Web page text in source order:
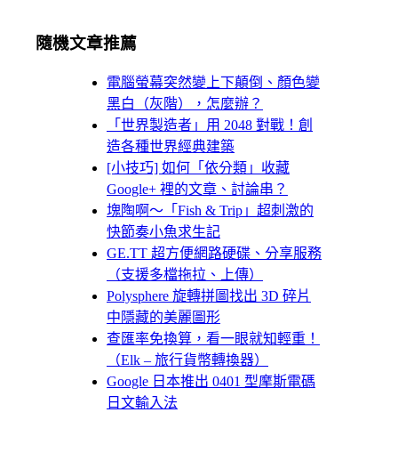
隨機文章推薦
電腦螢幕突然變上下顛倒、顏色變
黑白（灰階），怎麼辦？
「世界製造者」用 2048 對戰！創
造各種世界經典建築
[小技巧] 如何「依分類」收藏
Google+ 裡的文章、討論串？
塊陶啊～「Fish & Trip」超刺激的
快節奏小魚求生記
GE.TT 超方便網路硬碟、分享服務
（支援多檔拖拉、上傳）
Polysphere 旋轉拼圖找出 3D 碎片
中隱藏的美麗圖形
查匯率免換算，看一眼就知輕重！
（Elk – 旅行貨幣轉換器）
Google 日本推出 0401 型摩斯電碼
日文輸入法